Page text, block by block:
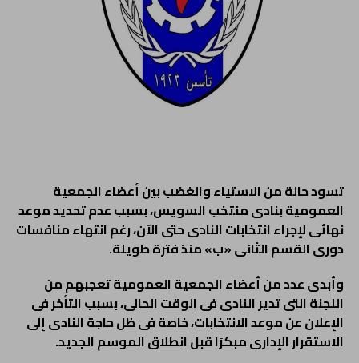
تسود حالة من الاستياء والغضب بين أعضاء الجمعية
العمومية بنادى منتخب السويس، بسبب عدم تحديد موعد
نهائى لإجراء انتخابات النادى حتى الآن، رغم انتهاء منافسات
دورى القسم الثانى «ب» منذ فترة طويلة.
وأبدى عدد من أعضاء الجمعية العمومية تعجبهم من
اللجنة التى تدير النادى فى الوقت الحالى، بسبب التأخر فى
الإعلان عن موعد الانتخابات، خاصة فى ظل حاجة النادى إلى
الاستقرار الإدارى مبكرًا قبل انطلاق الموسم الجديد.